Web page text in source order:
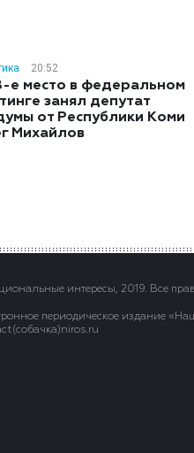
20:52
е место в федеральном
занял депутат
от Республики Коми
Михайлов
интересы, 2019. Все
периодическое издание